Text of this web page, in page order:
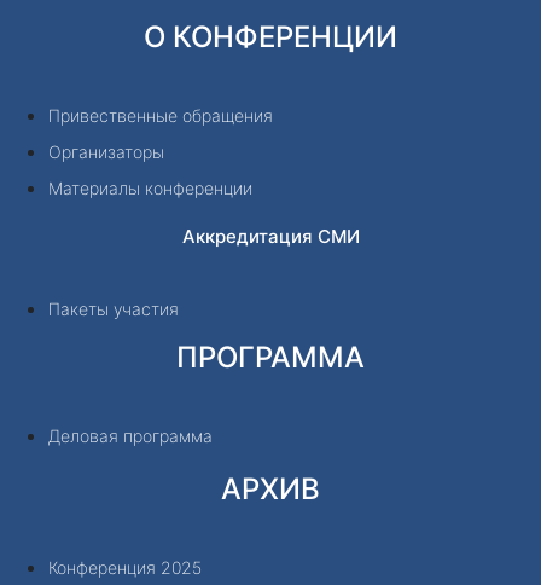
О КОНФЕРЕНЦИИ
Привественные обращения
Организаторы
Материалы конференции
Аккредитация СМИ
Пакеты участия
ПРОГРАММА
Деловая программа
АРХИВ
Конференция 2025